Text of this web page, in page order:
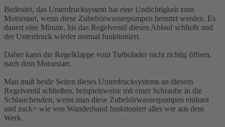
Bedeutet, das Unterdrucksystem hat eine Undichtigkeit zum
Motorstart, wenn diese Zubehörwasserpumpen benutzt werden. Es
dauert eine Minute, bis das Regelventil diesen Ablauf schließt und
der Unterdruck wieder normal funktioniert.
Daher kann die Regelklappe vom Turbolader nicht richtig öffnen,
nach dem Motorstart.
Man muß beide Seiten dieses Unterdrucksystems an diesem
Regelventil schließen, beispielsweise mit einer Schraube in die
Schlauchenden, wenn man diese Zubehörwasserpumpen einbaut
und zack= wie von Wunderhand funktioniert alles wie aus dem
Werk.